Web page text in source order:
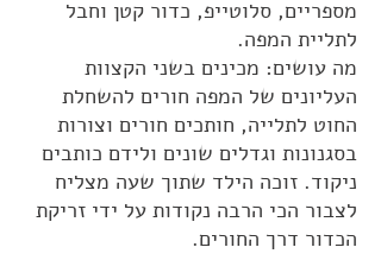
מספריים, סלוטייפ, כדור קטן וחבל
לתליית המפה.
מה עושים: מכינים בשני הקצוות
העליונים של המפה חורים להשחלת
החוט לתלייה, חותכים חורים וצורות
בסגנונות וגדלים שונים ולידם כותבים
ניקוד. זוכה הילד שתוך שעה מצליח
לצבור הכי הרבה נקודות על ידי זריקת
הכדור דרך החורים.